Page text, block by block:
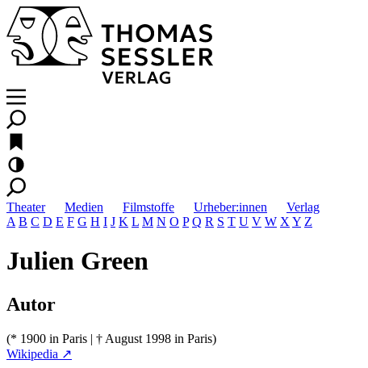
Theater Medien Filmstoffe Urheber:innen
Verlag
A B C D E F G H I J K L M N O P Q R S T U V W X Y Z
Julien Green
Autor
(* 1900 in Paris | † August 1998 in Paris)
Wikipedia ↗